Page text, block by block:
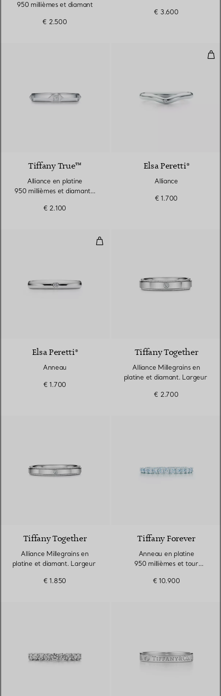
950 millièmes et diamant
€ 2.500
€ 3.600
Tiffany True™
Alliance en platine
950 millièmes et diamants.
€ 2.100
Elsa Peretti®
Alliance
€ 1.700
Anneau
Elsa Peretti®
Anneau
€ 1.700
Tiffany Together
Alliance Millegrains en
platine et diamant. Largeur
€ 2.700
Tiffany Together
Alliance Millegrains en
platine et diamant. Largeur
€ 1.850
Tiffany Forever
Anneau en platine
950 millièmes et tour
Largeur
€ 10.900